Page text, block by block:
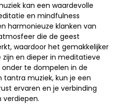
kan een waardevolle
en mindfulness
harmonieuze klanken van
die de geest
waardoor het gemakkelijker
en dieper in meditatieve
te dompelen in de
muziek, kun je een
ervaren en je verbinding